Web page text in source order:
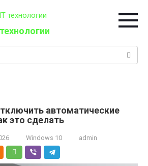
автоматические
это сделать
Windows 10 admin